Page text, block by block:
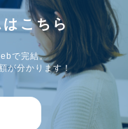
こちら
で完結。
が分かります！